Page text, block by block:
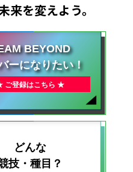
来を変えよう。
BEYOND
ーになりたい！
ご登録はこちら ★
どんな
技・種目？